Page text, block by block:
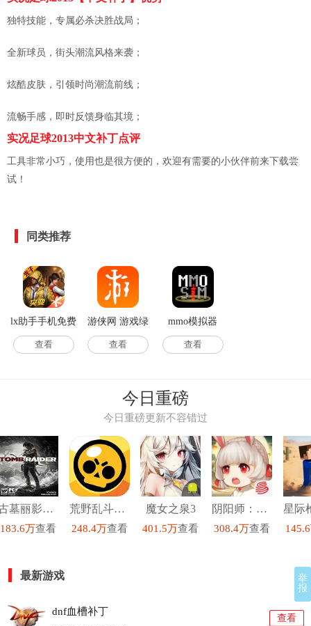
独特技能，专属必杀决胜战局；
全新球员，街头潮流风格来袭；
炫酷皮肤，引领时尚潮流前线；
流畅手感，即时反馈身临其境；
实况足球2013中文补丁点评
工具非常小巧，使用也是很方便的，欢迎有需要的小伙伴前来下载尝
试！
同类推荐
lx助手手机免费
版
查看
游侠网 游戏绿
色版
查看
mmo模拟器
(MMO
查看
今日重磅
今日重磅更新不容错过
古墓丽影9修改器豪华版
183.6万查看
荒野乱斗最新版
248.4万查看
魔女之泉3
401.5万查看
阴阳师：百闻牌
308.4万查看
最新游戏
dnf血槽补丁
查看
举
报